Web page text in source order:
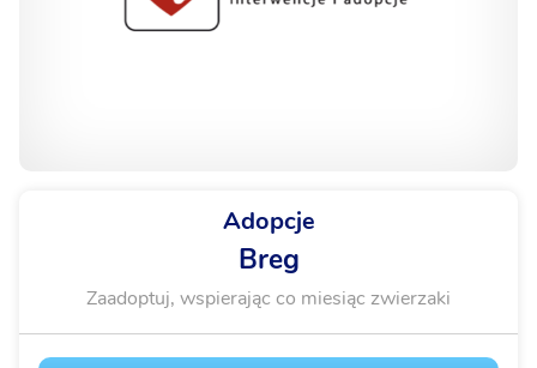
Adopcje
Breg
Zaadoptuj, wspierając co miesiąc zwierzaki